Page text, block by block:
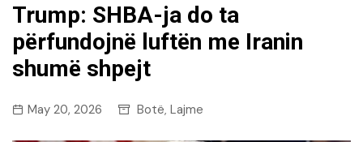
Trump: SHBA-ja do ta
përfundojnë luftën me Iranin
shumë shpejt
May 20, 2026 Botë, Lajme